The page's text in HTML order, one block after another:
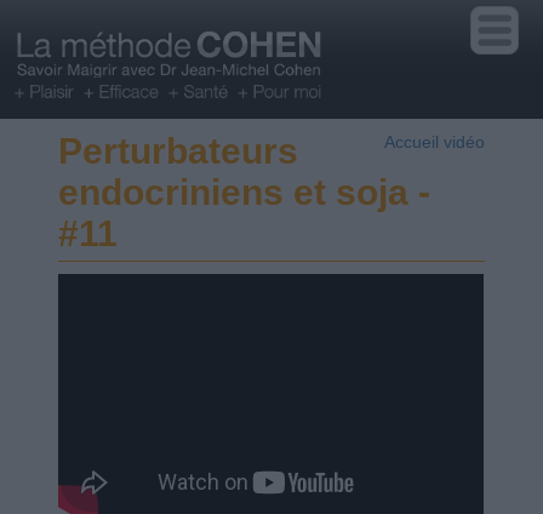
Accueil vidéo
Perturbateurs
endocriniens et soja -
#11